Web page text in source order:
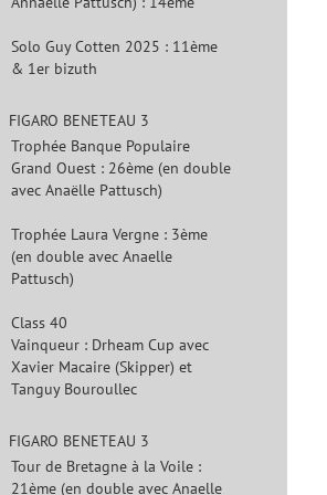
Solo Guy Cotten 2025 : 11ème
& 1er bizuth
FIGARO BENETEAU 3
Trophée Banque Populaire
Grand Ouest : 26ème (en double
avec Anaëlle Pattusch)
Trophée Laura Vergne : 3ème
(en double avec Anaelle
Pattusch)
Class 40
Vainqueur : Drheam Cup avec
Xavier Macaire (Skipper) et
Tanguy Bouroullec
FIGARO BENETEAU 3
Tour de Bretagne à la Voile :
21ème (en double avec Anaelle